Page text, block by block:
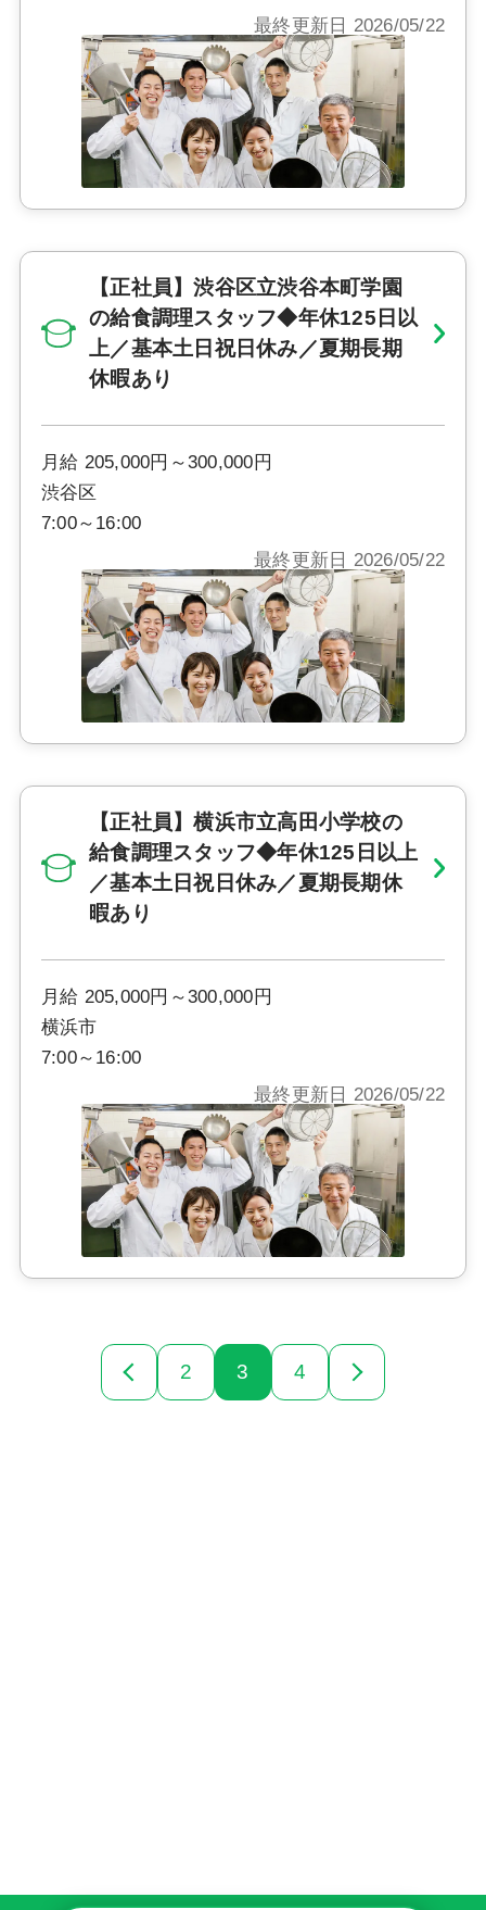
最終更新日 2026/05/22
【正社員】渋谷区立渋谷本町学園
の給食調理スタッフ◆年休125日以
上／基本土日祝日休み／夏期長期
休暇あり
月給 205,000円～300,000円
渋谷区
7:00～16:00
最終更新日 2026/05/22
【正社員】横浜市立高田小学校の
給食調理スタッフ◆年休125日以上
／基本土日祝日休み／夏期長期休
暇あり
月給 205,000円～300,000円
横浜市
7:00～16:00
最終更新日 2026/05/22
2 3 4